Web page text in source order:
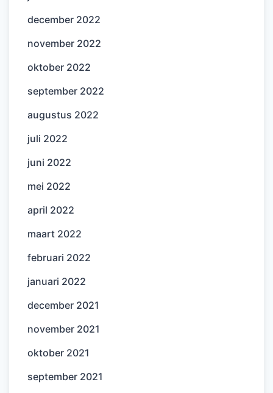
december 2022
november 2022
oktober 2022
september 2022
augustus 2022
juli 2022
juni 2022
mei 2022
april 2022
maart 2022
februari 2022
januari 2022
december 2021
november 2021
oktober 2021
september 2021